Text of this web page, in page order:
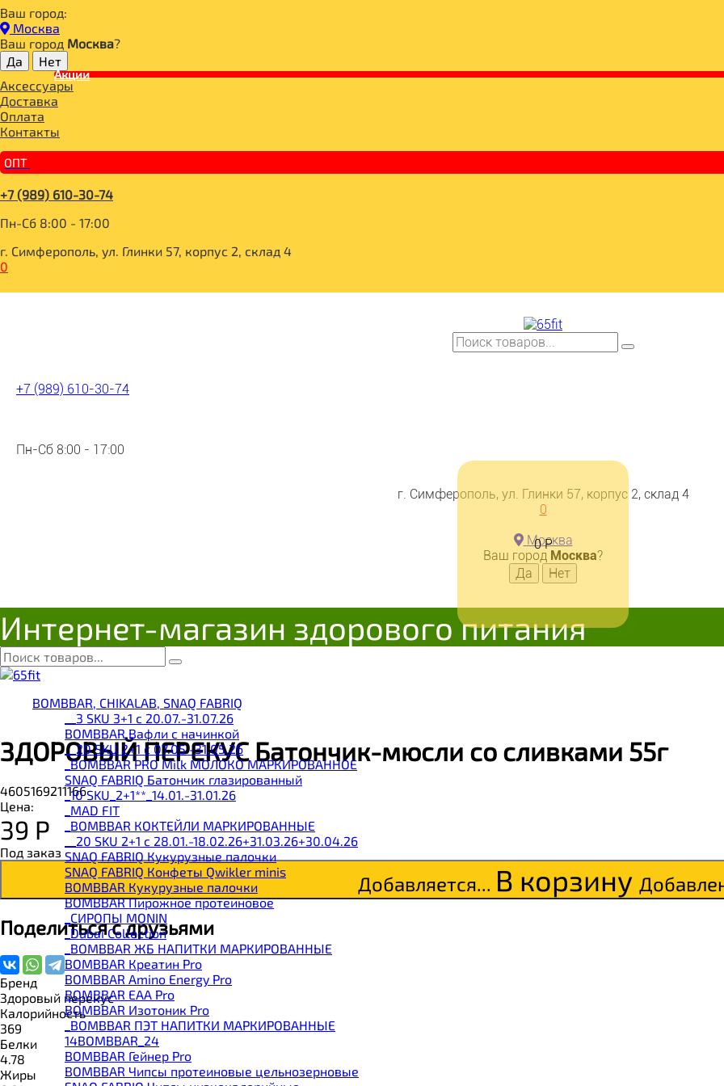
Ваш город:
Москва
Ваш город Москва?
Акции
Аксессуары
Доставка
Оплата
Контакты
ОПТ
+7 (989) 610-30-74
Пн-Сб 8:00 - 17:00
г. Симферополь, ул. Глинки 57, корпус 2, склад 4
0
+7 (989) 610-30-74
Пн-Сб 8:00 - 17:00
г. Симферополь, ул. Глинки 57, корпус 2, склад 4
0
0Р
Москва
Ваш город Москва?
Интернет-магазин здорового питания
BOMBBAR, CHIKALAB, SNAQ FABRIQ
__3 SKU 3+1 с 20.07.-31.07.26
BOMBBAR Вафли с начинкой
__20 SKU 2+1 с 07.05.-31.05.26
_BOMBBAR PRO Milk МОЛОКО МАРКИРОВАННОЕ
SNAQ FABRIQ Батончик глазированный
_10 SKU_2+1**_14.01.-31.01.26
_MAD FIT
_BOMBBAR КОКТЕЙЛИ МАРКИРОВАННЫЕ
__20 SKU 2+1 с 28.01.-18.02.26+31.03.26+30.04.26
SNAQ FABRIQ Кукурузные палочки
SNAQ FABRIQ Конфеты Qwikler minis
BOMBBAR Кукурузные палочки
BOMBBAR Пирожное протеиновое
_CИРОПЫ MONIN
_Dubai Collection
_BOMBBAR ЖБ НАПИТКИ МАРКИРОВАННЫЕ
BOMBBAR Креатин Pro
BOMBBAR Amino Energy Pro
BOMBBAR EAA Pro
BOMBBAR Изотоник Pro
_BOMBBAR ПЭТ НАПИТКИ МАРКИРОВАННЫЕ
14BOMBBAR_24
BOMBBAR Гейнер Pro
BOMBBAR Чипсы протеиновые цельнозерновые
Главная
ДЛЯ ЗДОРОВОГО ПИТАНИЯ
СЛАДОСТИ И СНЕКИ
СНЭКИ И БАТОНЧИКИ
ЗДОРОВЫЙ ПЕРЕКУС Батончик-мюсли со сливками 55г
ЗДОРОВЫЙ ПЕРЕКУС Батончик-мюсли со сливками 55г
4605169211166
Цена:
39 Р
Под заказ
Добавляется... В корзину
Поделиться с друзьями
Бренд
Здоровый перекус
Калорийность
369
Белки
4.78
Жиры